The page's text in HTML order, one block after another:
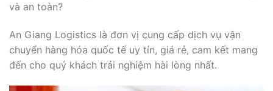
và an toàn?
An Giang Logistics là đơn vị cung cấp dịch vụ vận
chuyển hàng hóa quốc tế uy tín, giá rẻ, cam kết mang
đến cho quý khách trải nghiệm hài lòng nhất.